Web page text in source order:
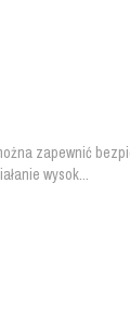
zapewnić
wysok...